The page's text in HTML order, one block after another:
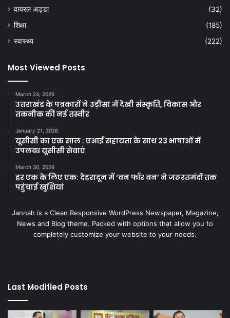
वायरल अड्डा
(32)
शिक्षा
(185)
स्वास्थ्य
(222)
Most Viewed Posts
March 24, 2026
उत्तराखंड के पत्रकारों ने उड़ीसा में देखी संस्कृति, विकास और
तकनीक की नई तस्वीर
January 21, 2026
यूसीसी का एक साल : एआई सहायता के साथ 23 भाषाओं में
उपलब्ध यूसीसी सेवाएं
March 30, 2026
हर एक के लिए एक: देहरादून में ‘वन फॉर वन’ ने जरूरतमंदों तक
पहुंचाई खुशियां
Jannah is a Clean Responsive WordPress Newspaper, Magazine,
News and Blog theme. Packed with options that allow you to
completely customize your website to your needs.
Last Modified Posts